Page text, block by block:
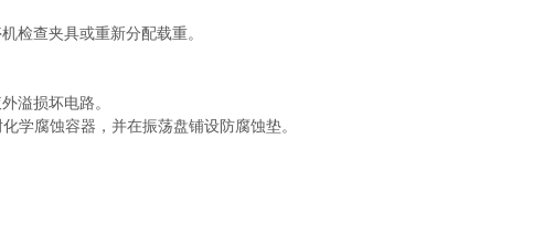
查夹具或重新分配载重。
溢损坏电路。
腐蚀容器，并在振荡盘铺设防腐蚀垫。